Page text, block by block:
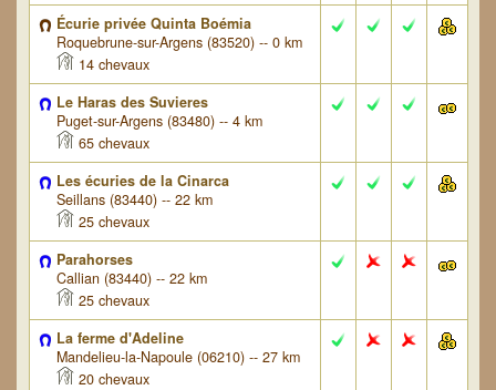
Écurie privée Quinta Boémia
Roquebrune-sur-Argens (83520) -- 0 km
14 chevaux
Le Haras des Suvieres
Puget-sur-Argens (83480) -- 4 km
65 chevaux
Les écuries de la Cinarca
Seillans (83440) -- 22 km
25 chevaux
Parahorses
Callian (83440) -- 22 km
25 chevaux
La ferme d'Adeline
Mandelieu-la-Napoule (06210) -- 27 km
20 chevaux